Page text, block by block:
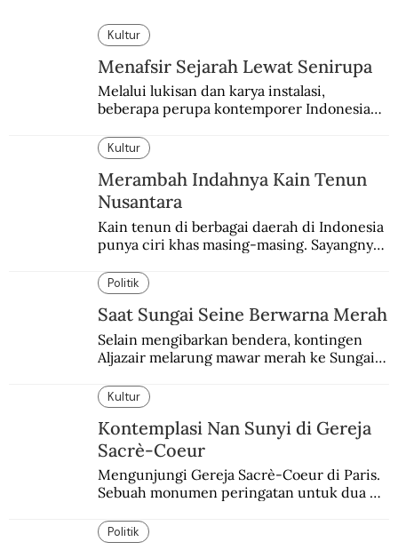
Kultur
Menafsir Sejarah Lewat Senirupa
Melalui lukisan dan karya instalasi,
beberapa perupa kontemporer Indonesia
Indonesia.
Kultur
Merambah Indahnya Kain Tenun
Nusantara
Kain tenun di berbagai daerah di Indonesia
punya ciri khas masing-masing. Sayangnya,
belum memadai.
Politik
Saat Sungai Seine Berwarna Merah
Selain mengibarkan bendera, kontingen
Aljazair melarung mawar merah ke Sungai
Kultur
Kontemplasi Nan Sunyi di Gereja
Sacrè-Coeur
Mengunjungi Gereja Sacrè-Coeur di Paris.
Sebuah monumen peringatan untuk dua
Prancis.
Politik